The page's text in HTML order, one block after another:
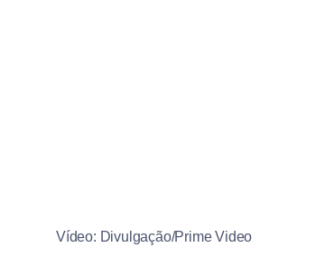
Vídeo: Divulgação/Prime Video